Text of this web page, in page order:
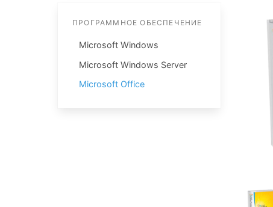
ПРОГРАММНОЕ ОБЕСПЕЧЕНИЕ
Microsoft Windows
Microsoft Windows Server
Microsoft Office